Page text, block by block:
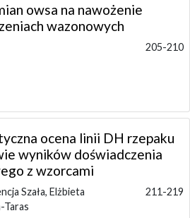
owsa na nawożenie
wazonowych
205-210
ocena linii DH rzepaku
wyników doświadczenia
z wzorcami
Szała, Elżbieta
Taras
211-219